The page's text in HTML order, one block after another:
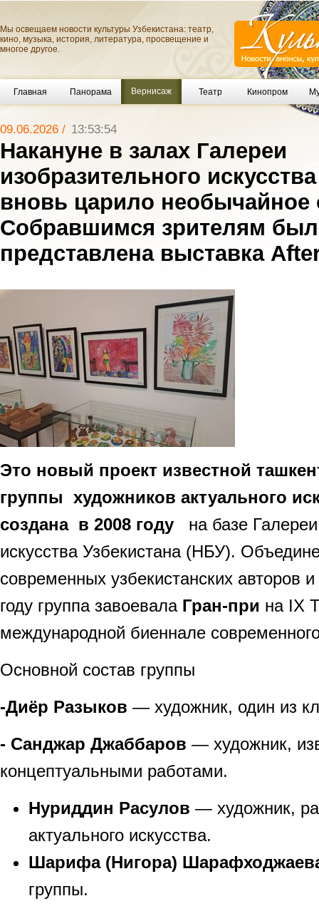
Мы освещаем новости культуры Узбекистана: театр,
кино, музыка, история, литература, просвещение и
многое другое.
Главная Панорама Вернисаж Театр Кинопром
09.06.2026 / 13:53:54
Накануне в залах Галереи
изобразительного
вновь царило необычайное
Собравшимся зрителям
представлена выставка
Это новый проект известной
группы художников актуального
создана в 2008 году
на базе
искусства Узбекистана (НБУ).
современных узбекистанских авторов
году группа завоевала Гран-при на IX
международной биеннале
Основной состав группы
-Диёр Разыков — художник, один из
- Санджар Джаббаров — художник,
концептуальными работами.
Нуриддин Расулов — художник,
актуального искусства.
Шарифа (Нигора)
группы.